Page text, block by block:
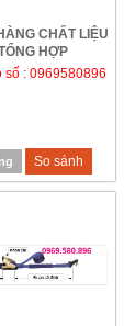
CHẤT LIỆU
HỢP
số : 0969580896
So sánh